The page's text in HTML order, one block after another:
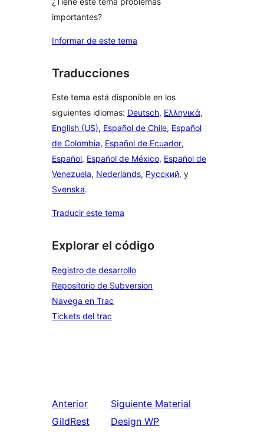
importantes?
Informar de este tema
Traducciones
Este tema está disponible en los
siguientes idiomas: Deutsch, Ελληνικά,
English (US), Español de Chile, Español
de Colombia, Español de Ecuador,
Español, Español de México, Español de
Venezuela, Nederlands, Русский, y
Svenska.
Traducir este tema
Explorar el código
Registro de desarrollo
Repositorio de Subversion
Navega en Trac
Tickets del trac
Anterior
GildRest
Siguiente Material
Design WP